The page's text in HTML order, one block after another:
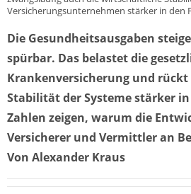
Versicherungsunternehmen stärker in den
Die Gesundheitsausgaben
spürbar. Das belastet die
Krankenversicherung und
Stabilität der Systeme stärker
Zahlen zeigen, warum die
Versicherer und Vermittler an
Von Alexander Kraus